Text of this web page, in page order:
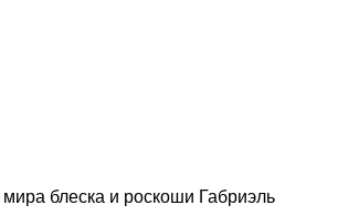
блеска и роскоши Габриэль